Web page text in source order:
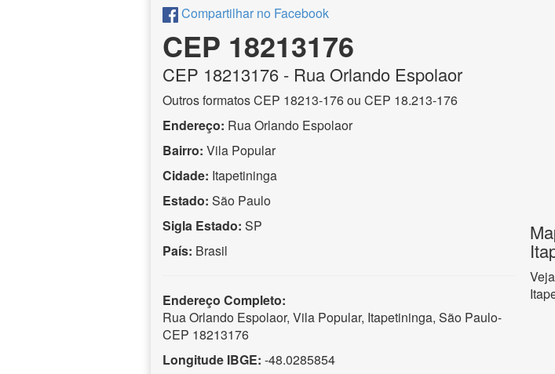
Compartilhar no Facebook
CEP 18213176
CEP 18213176 - Rua Orlando Espolaor
Outros formatos CEP 18213-176 ou CEP 18.213-176
Endereço: Rua Orlando Espolaor
Bairro: Vila Popular
Cidade: Itapetininga
Estado: São Paulo
Sigla Estado: SP
País: Brasil
Endereço Completo:
Rua Orlando Espolaor, Vila Popular, Itapetininga, São Paulo-
CEP 18213176
Longitude IBGE: -48.0285854